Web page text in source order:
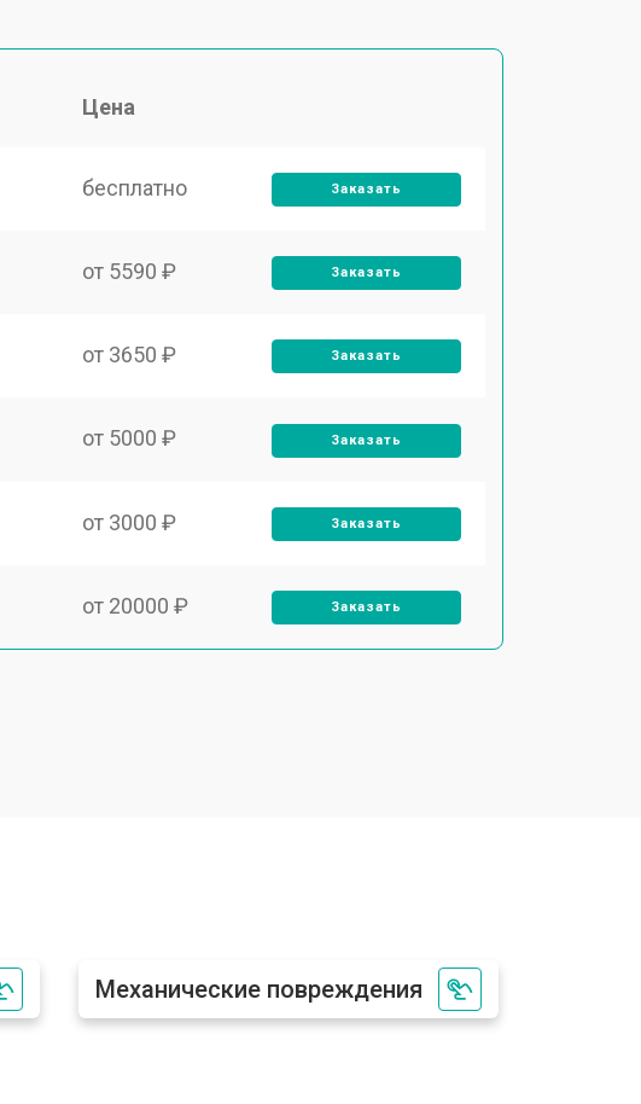
Цена
бесплатно Заказать
от 5590 ₽ Заказать
от 3650 ₽ Заказать
от 5000 ₽ Заказать
от 3000 ₽ Заказать
от 20000 ₽ Заказать
Механические повреждения